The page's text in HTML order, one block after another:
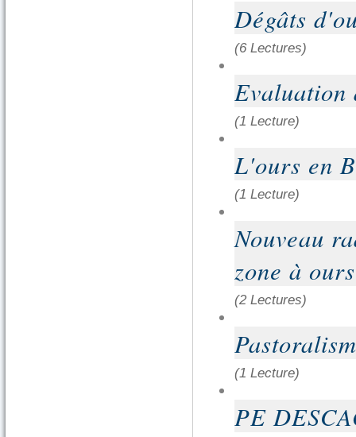
Dégâts
(6 Lectures)
Evaluation
(1 Lecture)
L'ours en
(1 Lecture)
Nouveau
zone à ours
(2 Lectures)
(1 Lecture)
PE